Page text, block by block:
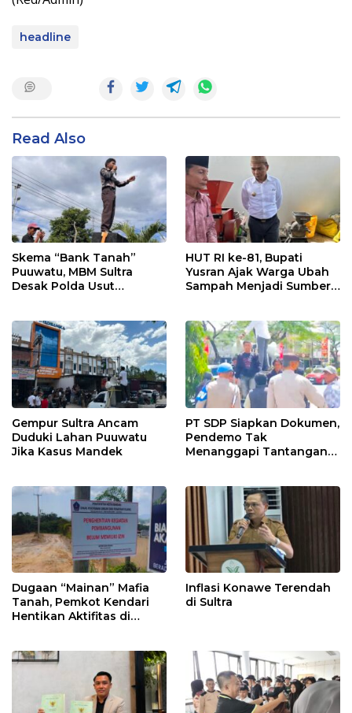
headline
Read Also
Skema “Bank Tanah”
Puuwatu, MBM Sultra
Desak Polda Usut
HUT RI ke-81, Bupati
Yusran Ajak Warga Ubah
Sampah Menjadi Sumber
Gempur Sultra Ancam
Duduki Lahan Puuwatu
Jika Kasus Mandek
PT SDP Siapkan Dokumen,
Pendemo Tak
Menanggapi Tantangan
Dugaan “Mainan” Mafia
Tanah, Pemkot Kendari
Hentikan Aktifitas di
Inflasi Konawe Terendah
di Sultra